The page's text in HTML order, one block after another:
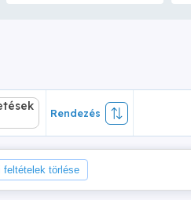
Rendezés
feltételek törlése